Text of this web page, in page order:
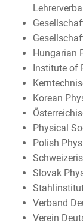
Hungarian
Institute of
Korean
Physical
Polish
Slovak
Verband
Verein